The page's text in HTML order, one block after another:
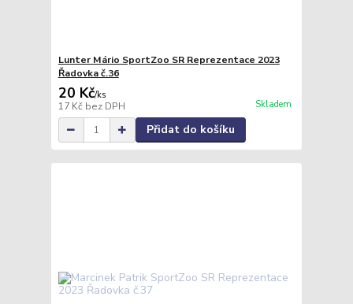
Lunter Mário SportZoo SR Reprezentace 2023
Řadovka č.36
20 Kč/ks
17 Kč bez DPH Skladem
Přidat do košíku